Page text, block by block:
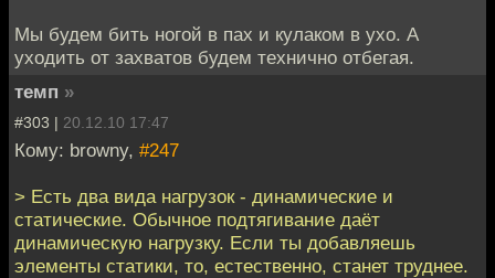
Мы будем бить ногой в пах и кулаком в ухо. А
уходить от захватов будем технично отбегая.
темп »
#303 | 20.12.10 17:47
Кому: browny, #247
> Есть два вида нагрузок - динамические и
статические. Обычное подтягивание даёт
динамическую нагрузку. Если ты добавляешь
элементы статики, то, естественно, станет труднее.